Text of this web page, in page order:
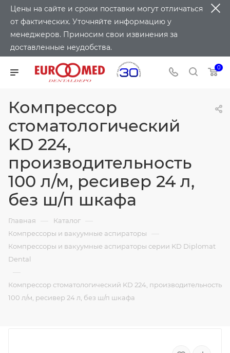
Цены на сайте и сроки поставки могут отличаться
от фактических. Уточняйте информацию у
менеджеров. Приносим свои извинения за
доставленные неудобства.
0
Компрессор
стоматологический
KD 224,
производительность
100 л/м, ресивер 24 л,
без ш/п шкафа
Главная — Каталог —
Компрессоры и вакуумные аспираторы —
Компрессоры и вакуумные аспираторы серии KD Diplomat
Dental
—
Компрессор стоматологический KD 224, производительность
100 л/м, ресивер 24 л, без ш/п шкафа